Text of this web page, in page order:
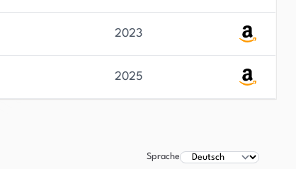
2023
2025
Sprache